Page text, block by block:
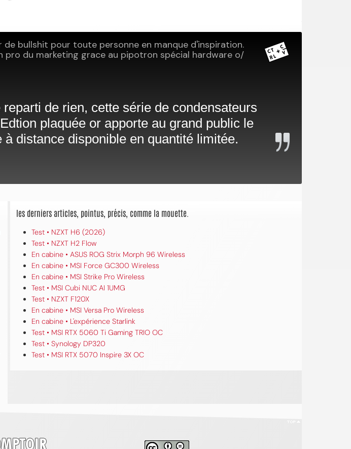
les derniers articles, pointus, précis, comme la mouette.
Test • NZXT H6 (2026)
Test • NZXT H2 Flow
En cabine • ASUS ROG Strix Morph 96 Wireless
En cabine • MSI Force GC300 Wireless
En cabine • MSI Strike Pro Wireless
Test • MSI Cubi NUC AI 1UMG
Test • NZXT F120X
En cabine • MSI Versa Pro Wireless
En cabine • L'expérience Starlink
Test • MSI RTX 5060 Ti Gaming TRIO OC
Test • Synology DP320
Test • MSI RTX 5070 Inspire 3X OC